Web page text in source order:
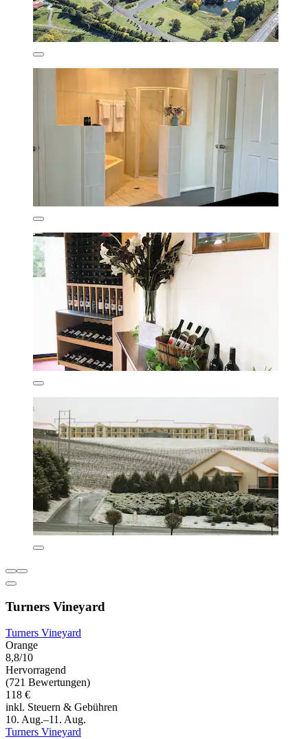
Turners Vineyard
Turners Vineyard
Orange
8,8/10
Hervorragend
(721 Bewertungen)
118 €
inkl. Steuern & Gebühren
10. Aug.–11. Aug.
Turners Vineyard